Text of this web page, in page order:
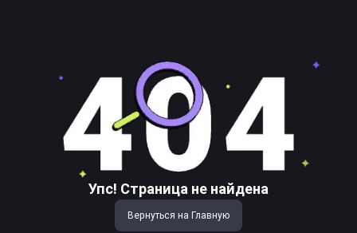
Упс! Страница не найдена
Вернуться на Главную